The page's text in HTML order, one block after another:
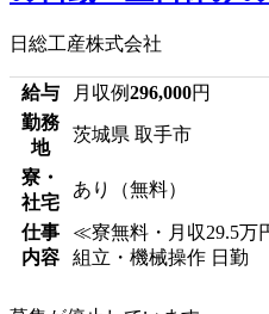
日総工産株式会社
給与 月収例296,000円
勤務
地
茨城県 取手市
寮・
社宅
あり（無料）
仕事
内容
≪寮無料・月収29.5万
組立・機械操作 日勤